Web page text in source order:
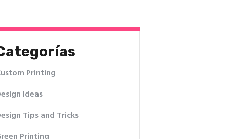
Printing
Ideas
Tips and Tricks